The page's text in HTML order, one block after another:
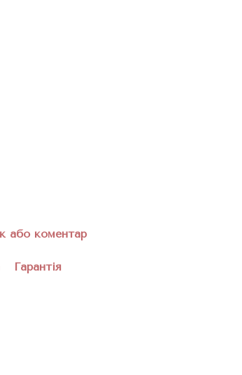
або коментар
Гарантія